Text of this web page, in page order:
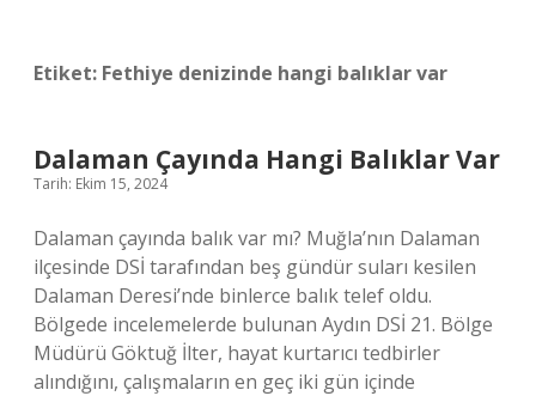
Etiket: Fethiye denizinde hangi balıklar var
Dalaman Çayında Hangi Balıklar Var
Tarih: Ekim 15, 2024
Dalaman çayında balık var mı? Muğla’nın Dalaman
ilçesinde DSİ tarafından beş gündür suları kesilen
Dalaman Deresi’nde binlerce balık telef oldu.
Bölgede incelemelerde bulunan Aydın DSİ 21. Bölge
Müdürü Göktuğ İlter, hayat kurtarıcı tedbirler
alındığını, çalışmaların en geç iki gün içinde